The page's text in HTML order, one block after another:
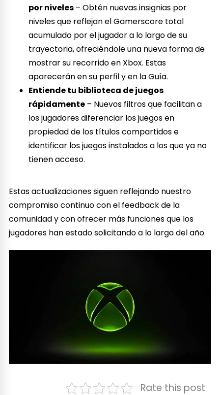
por niveles – Obtén nuevas insignias por
niveles que reflejan el Gamerscore total
acumulado por el jugador a lo largo de su
trayectoria, ofreciéndole una nueva forma de
mostrar su recorrido en Xbox. Estas
aparecerán en su perfil y en la Guía.
Entiende tu biblioteca de juegos
rápidamente – Nuevos filtros que facilitan a
los jugadores diferenciar los juegos en
propiedad de los títulos compartidos e
identificar los juegos instalados a los que ya no
tienen acceso.
Estas actualizaciones siguen reflejando nuestro
compromiso continuo con el feedback de la
comunidad y con ofrecer más funciones que los
jugadores han estado solicitando a lo largo del año.
Rate this post